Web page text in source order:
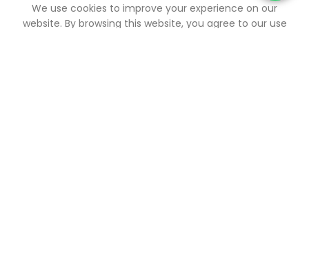
We use cookies to improve your experience on our
website. By browsing this website, you agree to our use
Filtres
Mes favoris
Panier
Mon compte